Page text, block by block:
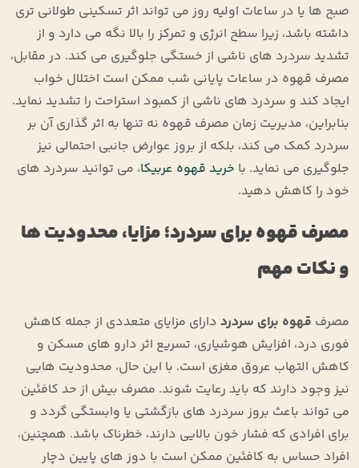
صبح‌ ها یا در ساعات اولیه روز می ‌تواند اثر تسکینی طولانی ‌تری
داشته باشد، زیرا سطح انرژی و تمرکز را بالا نگه می ‌دارد و از
تشدید سردرد های ناشی از خستگی جلوگیری می‌ کند. در مقابل،
مصرف قهوه در ساعات پایانی شب ممکن است اختلال خواب
ایجاد کند و سردرد های ناشی از کمبود استراحت را تشدید نماید.
بنابراین، مدیریت زمان مصرف قهوه نه تنها به اثر گذاری آن بر
سردرد کمک می‌ کند، بلکه از بروز عوارض جانبی احتمالی نیز
جلوگیری می ‌نماید. با خرید قهوه عربیکا، می توانید سردرد های
خود را کاهش دهید.
مصرف قهوه برای سردرد؛ مزایا، محدودیت‌ ها
و نکات مهم
مصرف قهوه برای سردرد دارای مزایای متعددی از جمله کاهش
فوری درد، افزایش هوشیاری، تسریع اثر دارو های مسکن و
کاهش التهاب عروق مغزی است. با این حال، محدودیت ‌هایی
نیز وجود دارند که باید رعایت شوند. مصرف بیش از حد کافئین
می‌ تواند باعث بروز سردرد های بازگشتی یا وابستگی گردد و
برای افرادی که فشار خون بالایی دارند، خطرناک باشد. همچنین،
افراد حساس به کافئین ممکن است با دوز های پایین دچار